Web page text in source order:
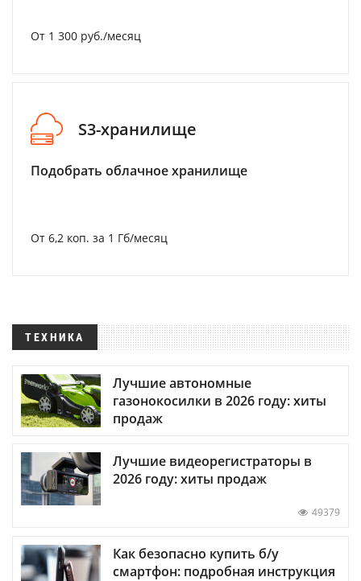
От 1 300 руб./месяц
S3-хранилище
Подобрать облачное хранилище
От 6,2 коп. за 1 Гб/месяц
ТЕХНИКА
Лучшие автономные
газонокосилки в 2026 году: хиты
продаж
Лучшие видеорегистраторы в
2026 году: хиты продаж
49379
Как безопасно купить б/у
смартфон: подробная инструкция